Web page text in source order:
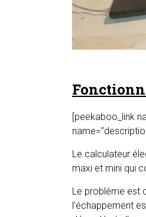
[peekaboo_link
Le calculateur
maxi et mini qui
Le problème est
l’échappement